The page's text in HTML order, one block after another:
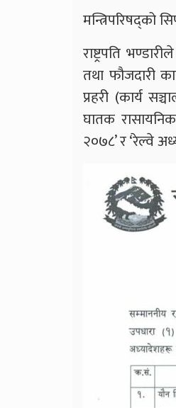
मन्त्रिपरिषद्को
राष्ट्रपति
तथा फौजदारी
प्रहरी (कार्य
घातक
२०७८’ र ‘रेल्वे